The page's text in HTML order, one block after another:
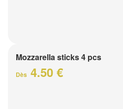
Mozzarella sticks 4 pcs
Dès 4.50 €